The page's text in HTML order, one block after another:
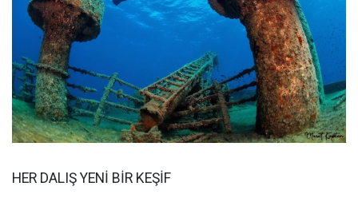
HER DALIŞ YENİ BİR KEŞİF